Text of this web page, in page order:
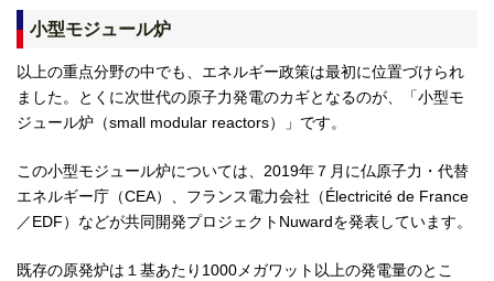
小型モジュール炉
以上の重点分野の中でも、エネルギー政策は最初に位置づけられ
ました。とくに次世代の原子力発電のカギとなるのが、「小型モ
ジュール炉（small modular reactors）」です。
この小型モジュール炉については、2019年７月に仏原子力・代替
エネルギー庁（CEA）、フランス電力会社（Électricité de France
／EDF）などが共同開発プロジェクトNuwardを発表しています。
既存の原発炉は１基あたり1000メガワット以上の発電量のとこ